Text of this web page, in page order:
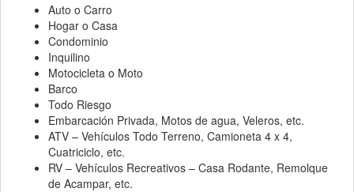
Auto o Carro
Hogar o Casa
Condominio
Inquilino
Motocicleta o Moto
Barco
Todo Riesgo
Embarcación Privada, Motos de agua, Veleros, etc.
ATV – Vehículos Todo Terreno, Camioneta 4 x 4,
Cuatriciclo, etc.
RV – Vehículos Recreativos – Casa Rodante, Remolque
de Acampar, etc.